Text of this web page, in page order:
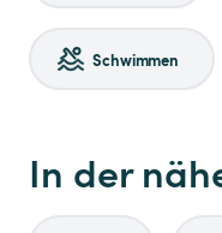
Schwimmen
In der